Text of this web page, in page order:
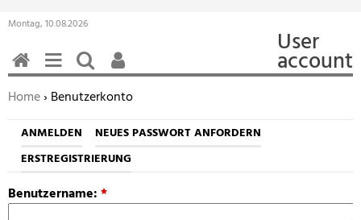
Montag, 10.08.2026
User
account
Sie befinden sich hier:
Home› Benutzerkonto
ANMELDEN
NEUES PASSWORT ANFORDERN
ERSTREGISTRIERUNG
Benutzername:*
HOMEMENÜSUCHEN
BENUTZERFUNKTIONEN